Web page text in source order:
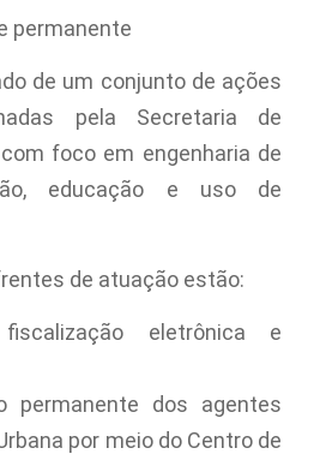
permanente
de um conjunto de ações
pela Secretaria de
foco em engenharia de
educação e uso de
de atuação estão:
eletrônica e
permanente dos agentes
por meio do Centro de